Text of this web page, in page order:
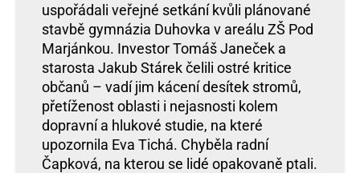
uspořádali veřejné setkání kvůli plánované
stavbě gymnázia Duhovka v areálu ZŠ Pod
Marjánkou. Investor Tomáš Janeček a
starosta Jakub Stárek čelili ostré kritice
občanů – vadí jim kácení desítek stromů,
přetíženost oblasti i nejasnosti kolem
dopravní a hlukové studie, na které
upozornila Eva Tichá. Chyběla radní
Čapková, na kterou se lidé opakovaně ptali.